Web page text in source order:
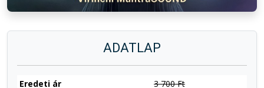
ADATLAP
Eredeti ár
3 700 Ft